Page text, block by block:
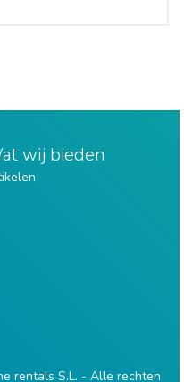
wij bieden
rentals S.L. - Alle rechten